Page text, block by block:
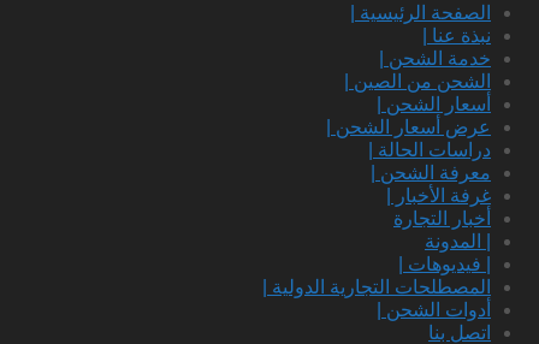
الصفحة الرئيسية |
نبذة عنا |
خدمة الشحن |
الشحن من الصين |
أسعار الشحن |
عرض أسعار الشحن |
دراسات الحالة |
معرفة الشحن |
غرفة الأخبار |
أخبار التجارة
| المدونة
| فيديوهات |
المصطلحات التجارية الدولية |
أدوات الشحن |
اتصل بنا